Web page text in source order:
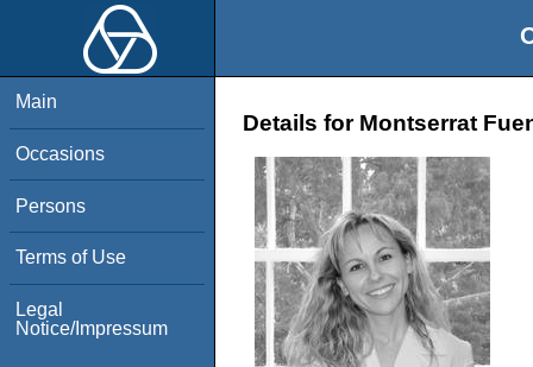
Main
Occasions
Persons
Terms of Use
Legal
Notice/Impressum
Details for Montserrat